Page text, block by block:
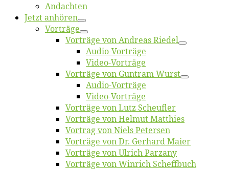
An­dach­ten
Jetzt an­hö­ren
Vor­trä­ge
Vor­trä­ge von An­dre­as Riedel
Au­dio-Vor­trä­ge
Vi­deo-Vor­trä­ge
Vor­trä­ge von Gun­tram Wurst
Au­dio-Vor­trä­ge
Vi­deo-Vor­trä­ge
Vor­trä­ge von Lutz Scheufler
Vor­trä­ge von Hel­mut Matthies
Vor­trag von Niels Petersen
Vor­trä­ge von Dr. Ger­hard Maier
Vor­trä­ge von Ul­rich Parzany
Vor­trä­ge von Win­rich Scheffbuch